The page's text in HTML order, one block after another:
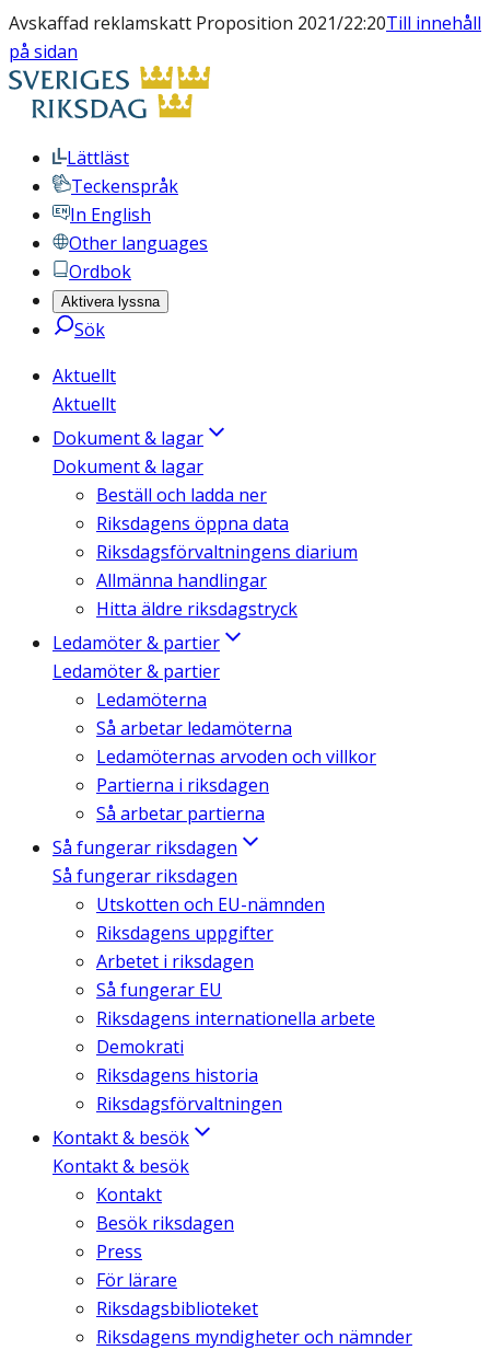
Avskaffad reklamskatt Proposition 2021/22:20Till innehåll
på sidan
Lättläst
Teckenspråk
In English
Other languages
Ordbok
Aktivera lyssna
Sök
Aktuellt
Aktuellt
Dokument & lagar
Dokument & lagar
Beställ och ladda ner
Riksdagens öppna data
Riksdagsförvaltningens diarium
Allmänna handlingar
Hitta äldre riksdagstryck
Ledamöter & partier
Ledamöter & partier
Ledamöterna
Så arbetar ledamöterna
Ledamöternas arvoden och villkor
Partierna i riksdagen
Så arbetar partierna
Så fungerar riksdagen
Så fungerar riksdagen
Utskotten och EU-nämnden
Riksdagens uppgifter
Arbetet i riksdagen
Så fungerar EU
Riksdagens internationella arbete
Demokrati
Riksdagens historia
Riksdagsförvaltningen
Kontakt & besök
Kontakt & besök
Kontakt
Besök riksdagen
Press
För lärare
Riksdagsbiblioteket
Riksdagens myndigheter och nämnder